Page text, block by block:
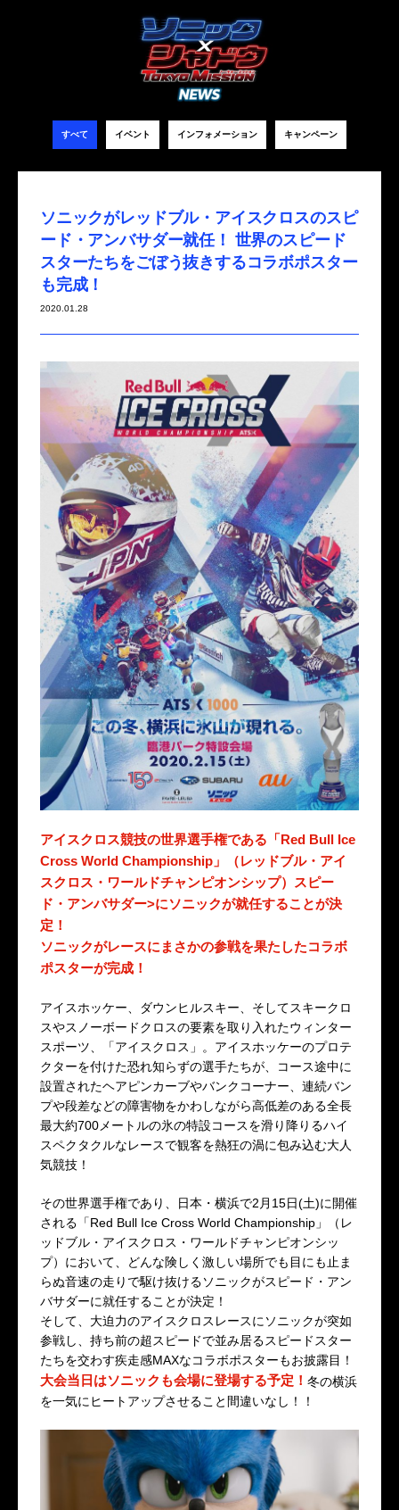
すべて イベント インフォメーション キャンペーン
ソニックがレッドブル・アイスクロスのスピ
ード・アンバサダー就任！ 世界のスピード
スターたちをごぼう抜きするコラボポスター
も完成！
2020.01.28
アイスクロス競技の世界選手権である「Red Bull Ice
Cross World Championship」（レッドブル・アイ
スクロス・ワールドチャンピオンシップ）スピー
ド・アンバサダー>にソニックが就任することが決
定！
ソニックがレースにまさかの参戦を果たしたコラボ
ポスターが完成！
アイスホッケー、ダウンヒルスキー、そしてスキークロ
スやスノーボードクロスの要素を取り入れたウィンター
スポーツ、「アイスクロス」。アイスホッケーのプロテ
クターを付けた恐れ知らずの選手たちが、コース途中に
設置されたヘアピンカーブやバンクコーナー、連続バン
プや段差などの障害物をかわしながら高低差のある全長
最大約700メートルの氷の特設コースを滑り降りるハイ
スペクタクルなレースで観客を熱狂の渦に包み込む大人
気競技！
その世界選手権であり、日本・横浜で2月15日(土)に開催
される「Red Bull Ice Cross World Championship」（レ
ッドブル・アイスクロス・ワールドチャンピオンシッ
プ）において、どんな険しく激しい場所でも目にも止ま
らぬ音速の走りで駆け抜けるソニックがスピード・アン
バサダーに就任することが決定！
そして、大迫力のアイスクロスレースにソニックが突如
参戦し、持ち前の超スピードで並み居るスピードスター
たちを交わす疾走感MAXなコラボポスターもお披露目！
大会当日はソニックも会場に登場する予定！ 冬の横浜
を一気にヒートアップさせること間違いなし！！